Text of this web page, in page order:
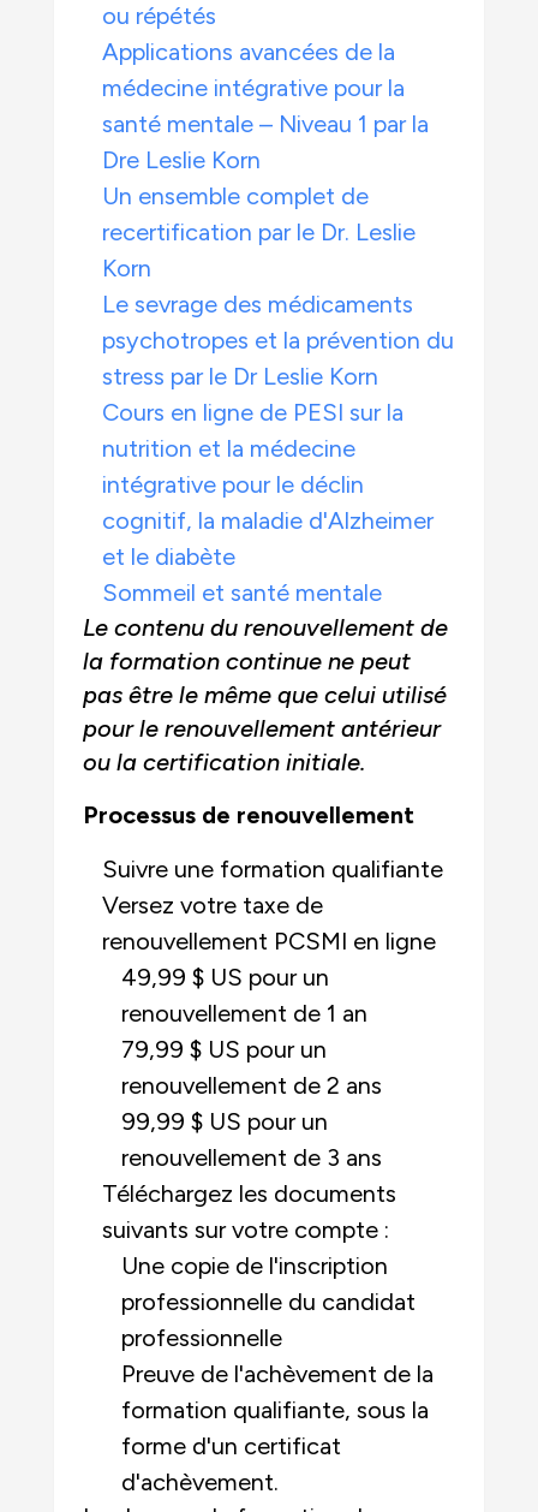
ou répétés
Applications avancées de la
médecine intégrative pour la
santé mentale – Niveau 1 par la
Dre Leslie Korn
Un ensemble complet de
recertification par le Dr. Leslie
Korn
Le sevrage des médicaments
psychotropes et la prévention du
stress par le Dr Leslie Korn
Cours en ligne de PESI sur la
nutrition et la médecine
intégrative pour le déclin
cognitif, la maladie d'Alzheimer
et le diabète
Sommeil et santé mentale
Le contenu du renouvellement de
la formation continue ne peut
pas être le même que celui utilisé
pour le renouvellement antérieur
ou la certification initiale.
Processus de renouvellement
Suivre une formation qualifiante
Versez votre taxe de
renouvellement PCSMI en ligne
49,99 $ US pour un
renouvellement de 1 an
79,99 $ US pour un
renouvellement de 2 ans
99,99 $ US pour un
renouvellement de 3 ans
Téléchargez les documents
suivants sur votre compte :
Une copie de l'inscription
professionnelle du candidat
professionnelle
Preuve de l'achèvement de la
formation qualifiante, sous la
forme d'un certificat
d'achèvement.